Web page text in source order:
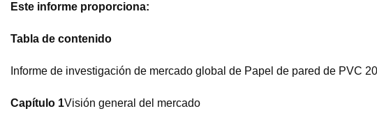
Este informe proporciona:
Tabla de contenido
Informe de investigación de mercado global de Papel de pared de PVC
Capítulo 1Visión general del mercado